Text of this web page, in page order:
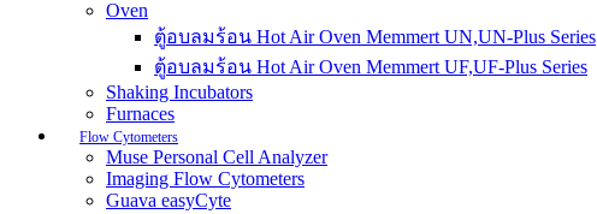
Oven
ตู้อบลมร้อน Hot Air Oven Memmert UN,UN-Plus Series
ตู้อบลมร้อน Hot Air Oven Memmert UF,UF-Plus Series
Shaking Incubators
Furnaces
Flow Cytometers
Muse Personal Cell Analyzer
Imaging Flow Cytometers
Guava easyCyte